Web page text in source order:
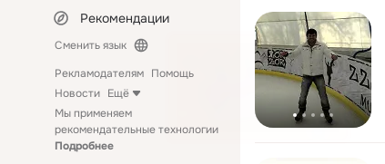
Рекомендации
Сменить язык
Рекламодателям Помощь
Новости Ещё
Мы применяем
рекомендательные технологии
Подробнее